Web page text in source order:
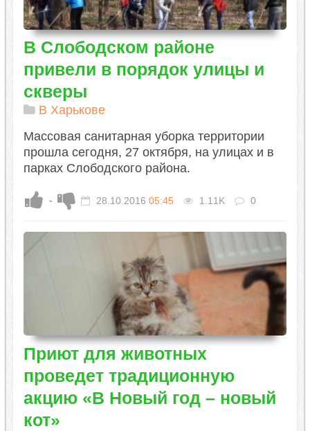
В Слободском районе
привели в порядок улицы и
скверы
В Харькове
Массовая санитарная уборка территории
прошла сегодня, 27 октября, на улицах и в
парках Слободского района.
- 28.10.2016 05:45 1.11K 0
Приют для животных
проведет традиционную
акцию «В Новый год – новый
кот»